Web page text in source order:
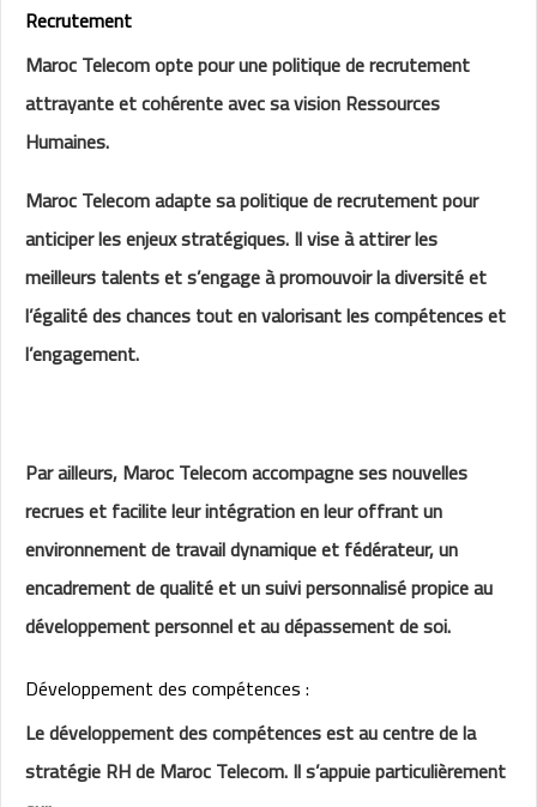
Recrutement
Maroc Telecom opte pour une politique de recrutement
attrayante et cohérente avec sa vision Ressources
Humaines.
Maroc Telecom adapte sa politique de recrutement pour
anticiper les enjeux stratégiques. Il vise à attirer les
meilleurs talents et s’engage à promouvoir la diversité et
l’égalité des chances tout en valorisant les compétences et
l’engagement.
Par ailleurs, Maroc Telecom accompagne ses nouvelles
recrues et facilite leur intégration en leur offrant un
environnement de travail dynamique et fédérateur, un
encadrement de qualité et un suivi personnalisé propice au
développement personnel et au dépassement de soi.
Développement des compétences :
Le développement des compétences est au centre de la
stratégie RH de Maroc Telecom. Il s’appuie particulièrement